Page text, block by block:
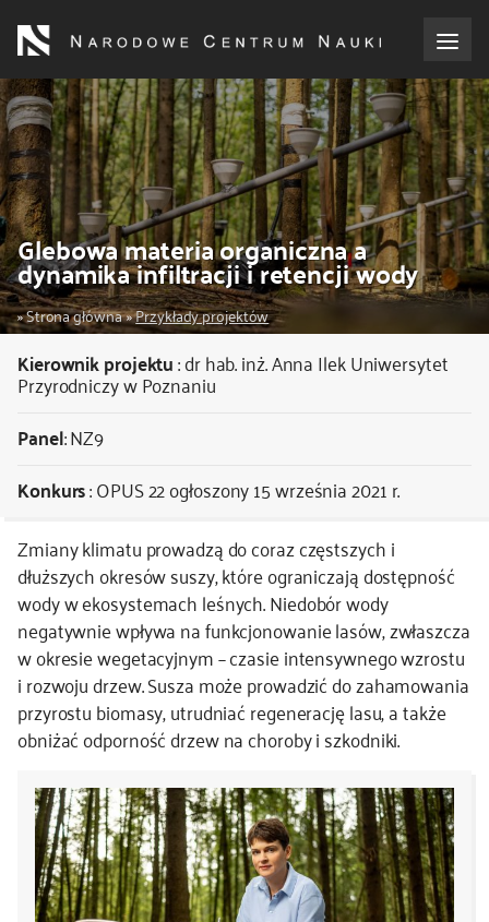
treści
o NCN
dla wnioskodawców
dla realizujących projekty
dla ekspertów
efekty NCN
Glebowa materia organiczna a
dynamika infiltracji i retencji wody
Ścieżka
nawigacyjna
Strona główna Przykłady projektów
Kierownik projektu:dr hab. inż. Anna IlekUniwersytet
Przyrodniczy w Poznaniu
Panel: NZ9
Konkurs: OPUS 22ogłoszony 15 września 2021 r.
Zmiany klimatu prowadzą do coraz częstszych i
dłuższych okresów suszy, które ograniczają dostępność
wody w ekosystemach leśnych. Niedobór wody
negatywnie wpływa na funkcjonowanie lasów, zwłaszcza
w okresie wegetacyjnym – czasie intensywnego wzrostu
i rozwoju drzew. Susza może prowadzić do zahamowania
przyrostu biomasy, utrudniać regenerację lasu, a także
obniżać odporność drzew na choroby i szkodniki.